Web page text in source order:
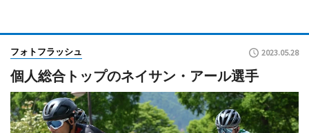
フォトフラッシュ 2023.05.28
個人総合トップのネイサン・アール選手